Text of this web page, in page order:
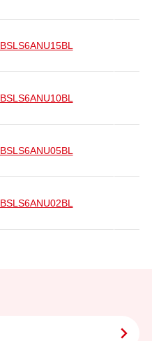
BSLS6ANU15BL
BSLS6ANU10BL
BSLS6ANU05BL
BSLS6ANU02BL